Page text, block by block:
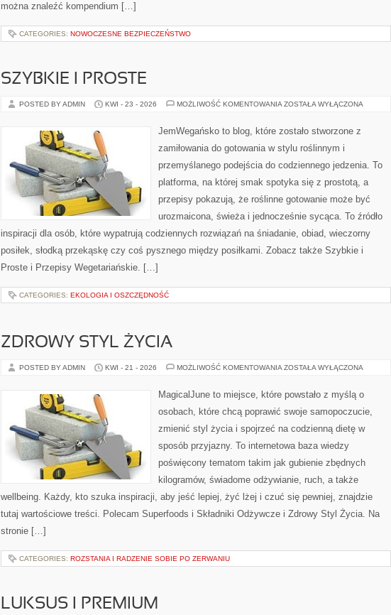
można znaleźć kompendium […]
CATEGORIES: NOWOCZESNE BEZPIECZEŃSTWO
SZYBKIE I PROSTE
POSTED BY ADMIN KWI - 23 - 2026 MOŻLIWOŚĆ KOMENTOWANIA SZYBKIE
ZOSTAŁA WYŁĄCZONA
JemWegańsko to blog, które zostało stworzone z
zamiłowania do gotowania w stylu roślinnym i
przemyślanego podejścia do codziennego jedzenia. To
platforma, na której smak spotyka się z prostotą, a
przepisy pokazują, że roślinne gotowanie może być
urozmaicona, świeża i jednocześnie sycąca. To źródło
inspiracji dla osób, które wypatrują codziennych rozwiązań na śniadanie, obiad, wieczorny
posiłek, słodką przekąskę czy coś pysznego między posiłkami. Zobacz także Szybkie i
Proste i Przepisy Wegetariańskie. […]
CATEGORIES: EKOLOGIA I OSZCZĘDNOŚĆ
ZDROWY STYL ŻYCIA
POSTED BY ADMIN KWI - 21 - 2026 MOŻLIWOŚĆ KOMENTOWANIA ZDROWY
ZOSTAŁA WYŁĄCZONA
MagicalJune to miejsce, które powstało z myślą o
osobach, które chcą poprawić swoje samopoczucie,
zmienić styl życia i spojrzeć na codzienną dietę w
sposób przyjazny. To internetowa baza wiedzy
poświęcony tematom takim jak gubienie zbędnych
kilogramów, świadome odżywianie, ruch, a także
wellbeing. Każdy, kto szuka inspiracji, aby jeść lepiej, żyć lżej i czuć się pewniej, znajdzie
tutaj wartościowe treści. Polecam Superfoods i Składniki Odżywcze i Zdrowy Styl Życia. Na
stronie […]
CATEGORIES: ROZSTANIA I RADZENIE SOBIE PO ZERWANIU
LUKSUS I PREMIUM